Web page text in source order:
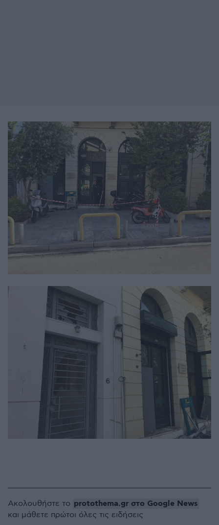
Ακολουθήστε το protothema.gr στο Google News
και μάθετε πρώτοι όλες τις ειδήσεις